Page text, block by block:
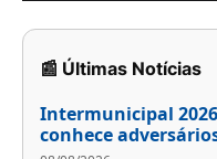
📰 Últimas Notícias
Intermunicipal
conhece